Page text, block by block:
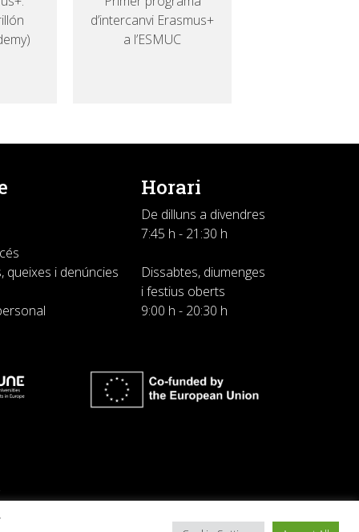
d’intercanvi Erasmus+
a l’ESMUC
queixes i denúncies
Horari
De dilluns a divendres
7:45 h - 21:30 h
Dissabtes, diumenges
i festius oberts
9:00 h - 20:30 h